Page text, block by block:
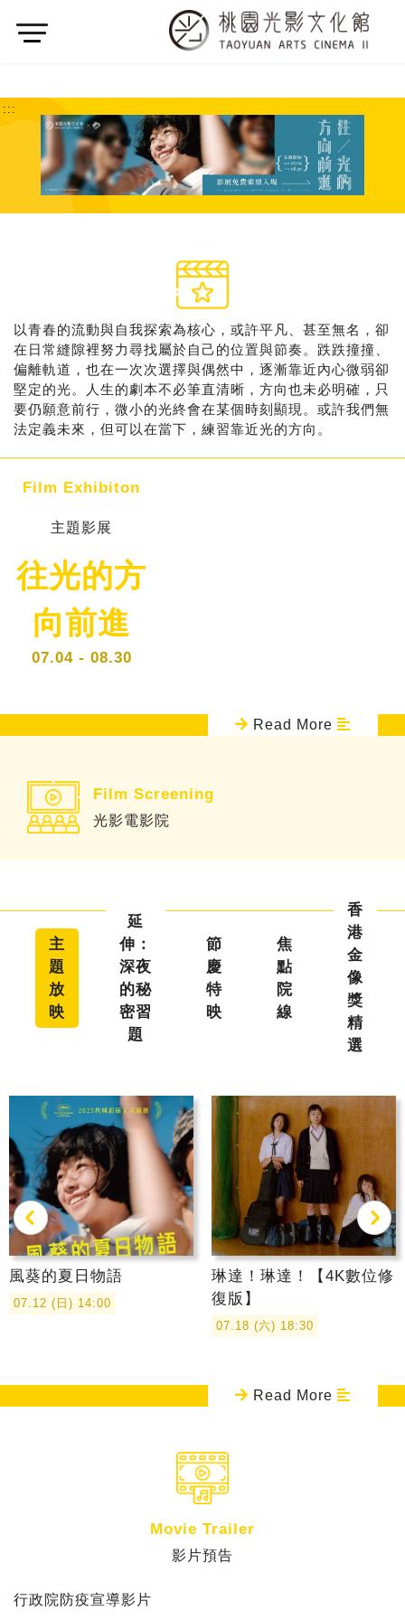
大 中 小 分享
:::
以青春的流動與自我探索為核心，或許平凡、甚至無名，卻
在日常縫隙裡努力尋找屬於自己的位置與節奏。跌跌撞撞、
偏離軌道，也在一次次選擇與偶然中，逐漸靠近內心微弱卻
堅定的光。人生的劇本不必筆直清晰，方向也未必明確，只
要仍願意前行，微小的光終會在某個時刻顯現。或許我們無
法定義未來，但可以在當下，練習靠近光的方向。
Film Exhibiton
主題影展
往光的方
向前進
07.04 - 08.30
Read More
Film Screening
光影電影院
主
題
放
映
延
伸：
深夜
的秘
密習
題
節
慶
特
映
焦
點
院
線
香
港
金
像
獎
精
選
風葵的夏日物語
07.12 (日) 14:00
琳達！琳達！【4K數位修
復版】
07.18 (六) 18:30
星星的孩子 會計師
幸福之路 之後的我們
重擊人生 放飛旅行團
再見UFO 尋秦記
SCARLET永無止境的史
湯姆貓與傑利鼠【國語配
音版】
下課時間－失物招領箱
艾德蒙與露西－河裡的寶
物
Read More
Movie Trailer
影片預告
行政院防疫宣導影片